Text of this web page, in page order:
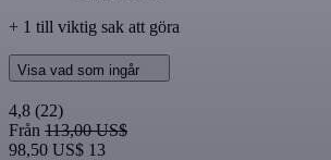
+ 1 till viktig sak att göra
Visa vad som ingår
4,8 (22)
Från 113,00 US$
98,50 US$ 13